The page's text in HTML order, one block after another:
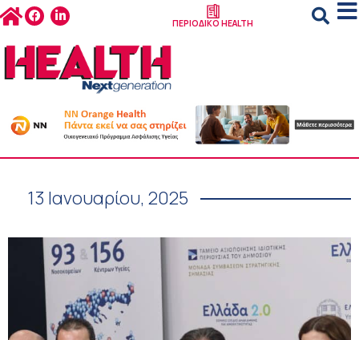
ΠΕΡΙΟΔΙΚΟ HEALTH
13 Ιανουαρίου, 2025